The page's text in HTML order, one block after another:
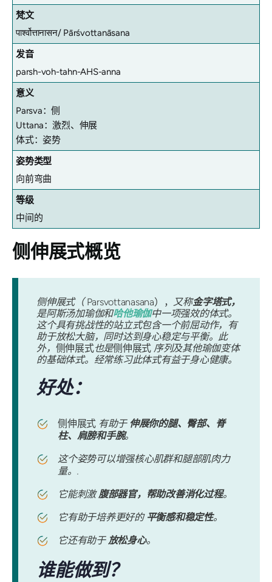
梵文
पार्श्वोत्तानासन/ Pārśvottanāsana
发音
parsh-voh-tahn-AHS-anna
意义
Parsva：侧
Uttana：激烈、伸展
体式：姿势
姿势类型
向前弯曲
等级
中间的
侧伸展式概览
侧伸展式（Parsvottanasana）， 又称金字塔式，
是阿斯汤加瑜伽和哈他瑜伽中一项强效的体式。
这个具有挑战性的站立式包含一个前屈动作，有
助于放松大脑，同时达到身心稳定与平衡。此
外， 侧伸展式也是侧伸展式 序列及其他瑜伽变体
的基础体式。经常练习此体式有益于身心健康。
好处：
侧伸展式 有助于 伸展你的腿、臀部、脊
柱、肩膀和手腕。
这个姿势可以增强核心肌群和腿部肌肉力
量。.
它能刺激腹部器官，帮助改善消化过程。
它有助于培养更好的 平衡感和稳定性。
它还有助于放松身心。
谁能做到？